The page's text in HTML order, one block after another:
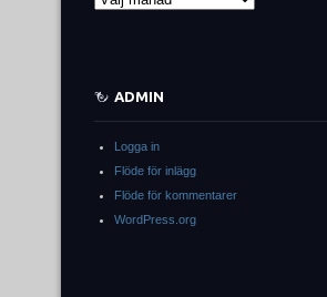
ADMIN
Logga in
Flöde för inlägg
Flöde för kommentarer
WordPress.org